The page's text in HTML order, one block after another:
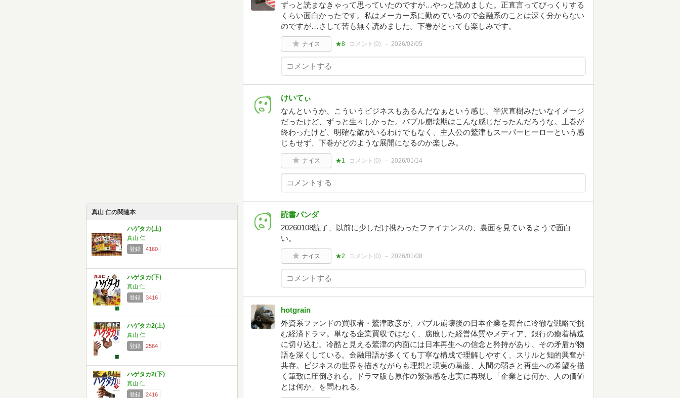
真山 仁の関連本
ハゲタカ(上)
真山 仁
登録
4160
ハゲタカ(下)
真山 仁
登録
3416
ハゲタカ2(上)
真山 仁
登録
2564
ハゲタカ2(下)
真山 仁
登録
2416
ずっと読まなきゃって思っていたのですが…やっと読めました。正直言ってびっくりする
くらい面白かったです。私はメーカー系に勤めているので金融系のことは深く分からない
のですが…さして苦も無く読めました。下巻がとっても楽しみです。
ナイス ★8 コメント(0) 2026/02/05
けいてぃ
なんというか、こういうビジネスもあるんだなぁという感じ。半沢直樹みたいなイメージ
だったけど、ずっと生々しかった。バブル崩壊期はこんな感じだったんだろうな。上巻が
終わったけど、明確な敵がいるわけでもなく、主人公の鷲津もスーパーヒーローという感
じもせず、下巻がどのような展開になるのか楽しみ。
ナイス ★1 コメント(0) 2026/01/14
読書パンダ
20260108読了、以前に少しだけ携わったファイナンスの、裏面を見ているようで面白
い。
ナイス ★2 コメント(0) 2026/01/08
hotgrain
外資系ファンドの買収者・鷲津政彦が、バブル崩壊後の日本企業を舞台に冷徹な戦略で挑
む経済ドラマ。単なる企業買収ではなく、腐敗した経営体質やメディア、銀行の癒着構造
に切り込む。冷酷と見える鷲津の内面には日本再生への信念と矜持があり、その矛盾が物
語を深くしている。金融用語が多くても丁寧な構成で理解しやすく、スリルと知的興奮が
共存。ビジネスの世界を描きながらも理想と現実の葛藤、人間の弱さと再生への希望を描
く筆致に圧倒される。ドラマ版も原作の緊張感を忠実に再現し「企業とは何か、人の価値
とは何か」を問われる。